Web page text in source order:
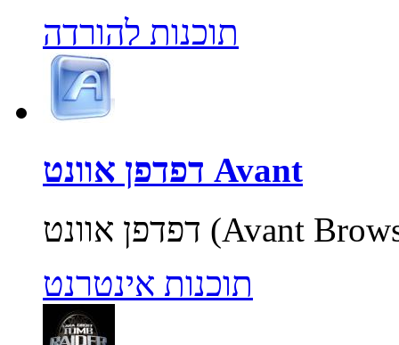
תוכנות להורדה
דפדפן אוונט Avant
תוכנות אינטרנט